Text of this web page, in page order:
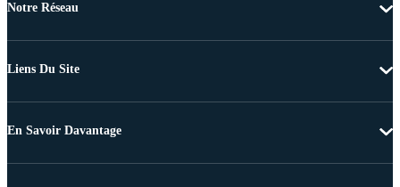
Notre Réseau
Liens Du Site
En Savoir Davantage